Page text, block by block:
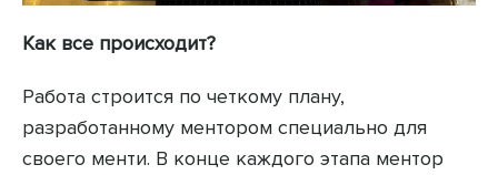
Как все происходит?
Работа строится по четкому плану,
разработанному ментором специально для
своего менти. В конце каждого этапа ментор